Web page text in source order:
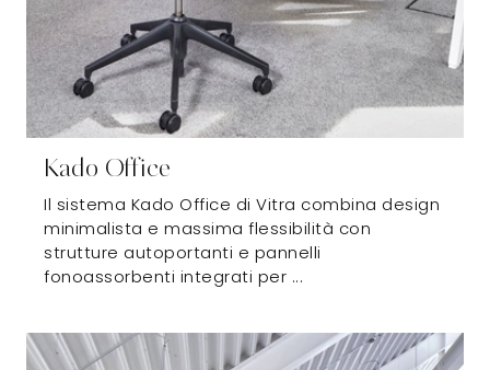
Kado Office
Il sistema Kado Office di Vitra combina design
minimalista e massima flessibilità con
strutture autoportanti e pannelli
fonoassorbenti integrati per ...